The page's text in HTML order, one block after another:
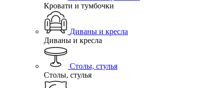
Кровати и тумбочки
Диваны и кресла
Диваны и кресла
Столы, стулья
Столы, стулья